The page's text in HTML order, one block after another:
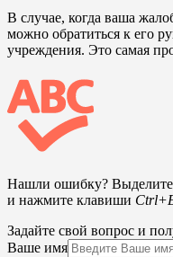
В случае, когда ваша
можно обратиться к его
учреждения. Это самая
Нашли ошибку?
и нажмите клавиши
Задайте свой вопрос и
Ваше имя